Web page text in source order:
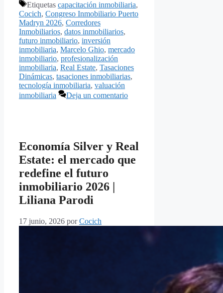
Etiquetas capacitación inmobiliaria,
Cocich, Congreso Inmobiliario Puerto
Madryn 2026, Corredores
Inmobiliarios, datos inmobiliarios,
futuro inmobiliario, inversión
inmobiliaria, Marcelo Ghio, mercado
inmobiliario, profesionalización
inmobiliaria, Real Estate, Tasaciones
Dinámicas, tasaciones inmobiliarias,
tecnología inmobiliaria, valuación
inmobiliaria
Deja un comentario
Economía Silver y Real
Estate: el mercado que
redefine el futuro
inmobiliario 2026 |
Liliana Parodi
17 junio, 2026 porCocich